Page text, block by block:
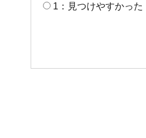
1：見つけやすかった